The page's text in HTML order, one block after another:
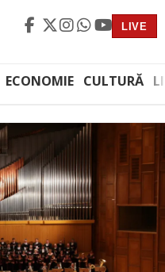
LIVE
ECONOMIE CULTURĂ